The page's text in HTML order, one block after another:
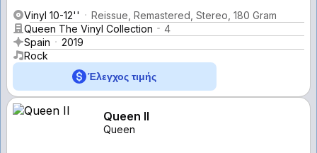
Vinyl 10-12''
Reissue, Remastered, Stereo, 180 Gram
Queen The Vinyl Collection
4
Spain
2019
Rock
Έλεγχος τιμής
Queen II
Queen